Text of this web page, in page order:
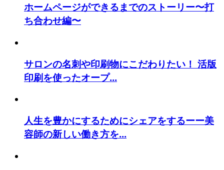
ホームページができるまでのストーリー〜打
ち合わせ編〜
サロンの名刺や印刷物にこだわりたい！ 活版
印刷を使ったオープ...
人生を豊かにするためにシェアをするーー美
容師の新しい働き方を...